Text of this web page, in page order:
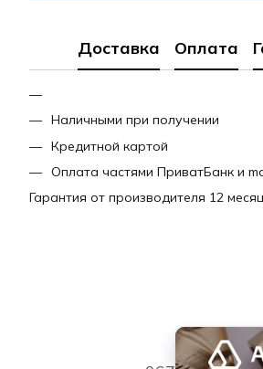
Доставка Оплата
Наличными при получении
Кредитной картой
Оплата частями ПриватБанк и
Гарантия от производителя 12